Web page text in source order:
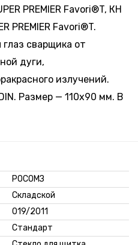
PREMIER Favori®T, КН
PREMIER Favori®T.
сварщика от
дуги,
излучений.
Размер — 110х90 мм. В
РОСОМЗ
Складской
019/2011
Стандарт